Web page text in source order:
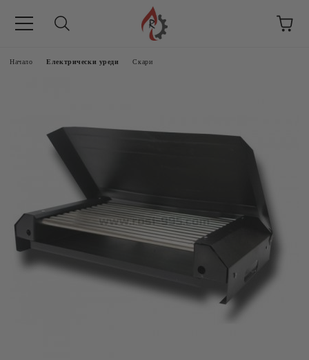
Начало Електрически уреди Скари